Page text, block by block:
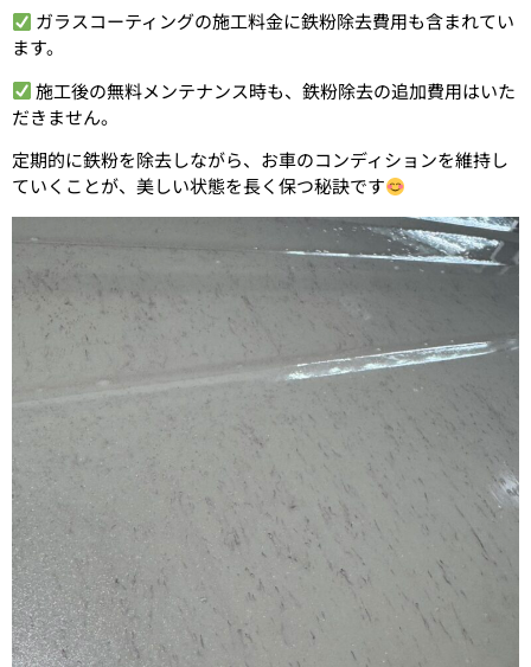
ガラスコーティングの施工料金に鉄粉除去費用も含まれてい
ます。
施工後の無料メンテナンス時も、鉄粉除去の追加費用はいた
だきません。
定期的に鉄粉を除去しながら、お車のコンディションを維持し
ていくことが、美しい状態を長く保つ秘訣です